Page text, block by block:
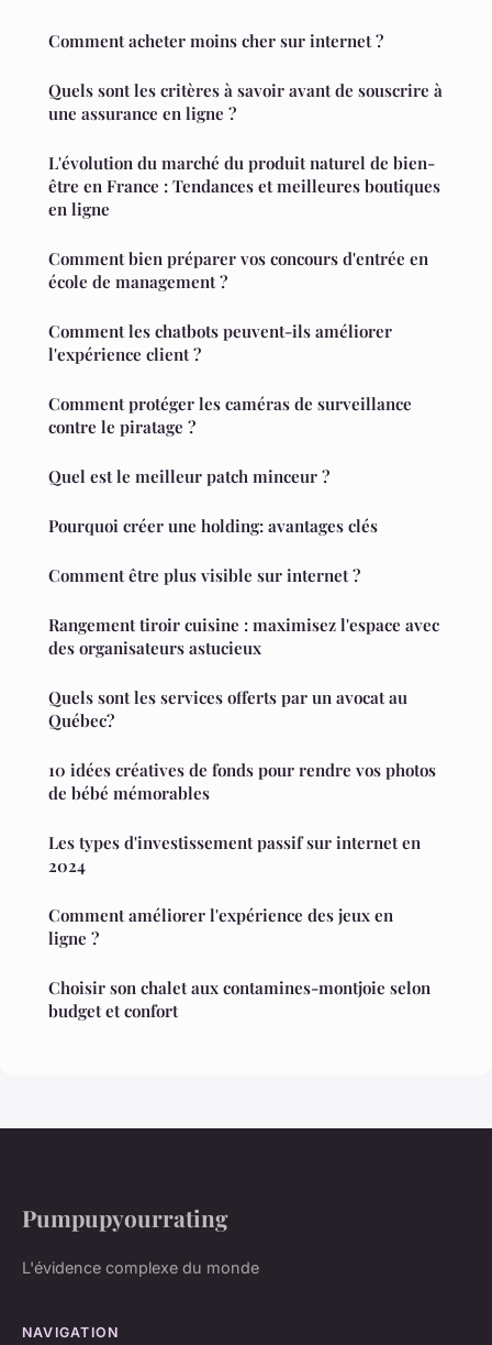
Comment acheter moins cher sur internet ?
Quels sont les critères à savoir avant de souscrire à
une assurance en ligne ?
L'évolution du marché du produit naturel de bien-
être en France : Tendances et meilleures boutiques
en ligne
Comment bien préparer vos concours d'entrée en
école de management ?
Comment les chatbots peuvent-ils améliorer
l'expérience client ?
Comment protéger les caméras de surveillance
contre le piratage ?
Quel est le meilleur patch minceur ?
Pourquoi créer une holding: avantages clés
Comment être plus visible sur internet ?
Rangement tiroir cuisine : maximisez l'espace avec
des organisateurs astucieux
Quels sont les services offerts par un avocat au
Québec?
10 idées créatives de fonds pour rendre vos photos
de bébé mémorables
Les types d'investissement passif sur internet en
2024
Comment améliorer l'expérience des jeux en
ligne ?
Choisir son chalet aux contamines-montjoie selon
budget et confort
Pumpupyourrating
L'évidence complexe du monde
NAVIGATION